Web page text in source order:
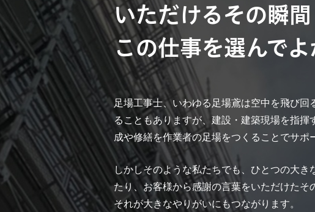
いただけるその瞬間
この仕事を選んでよ
足場工事士、いわゆる足場鳶は空中を飛び
ることもありますが、建設・建築現場を指揮
成や修繕を作業者の足場をつくることでサポ
しかしそのような私たちでも、ひとつの大
たり、お客様から感謝の言葉をいただけたそ
それが大きなやりがいにもつながります。